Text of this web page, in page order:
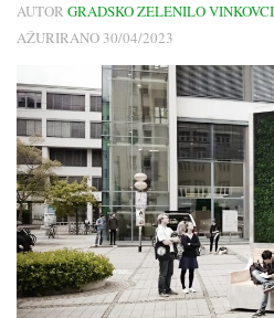
AUTOR GRADSKO ZELENILO VINKOVCI
AŽURIRANO 30/04/2023